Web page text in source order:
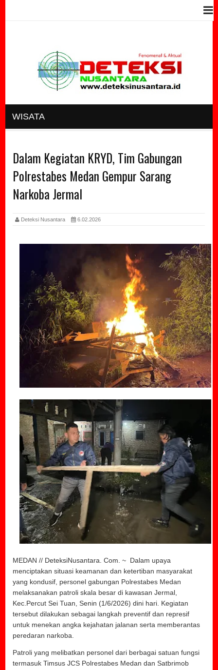
WISATA
Dalam Kegiatan KRYD, Tim Gabungan
Polrestabes Medan Gempur Sarang
Narkoba Jermal
Deteksi Nusantara 6.02.2026
MEDAN // DeteksiNusantara. Com. ~ Dalam upaya
menciptakan situasi keamanan dan ketertiban masyarakat
yang kondusif, personel gabungan Polrestabes Medan
melaksanakan patroli skala besar di kawasan Jermal,
Kec.Percut Sei Tuan, Senin (1/6/2026) dini hari. Kegiatan
tersebut dilakukan sebagai langkah preventif dan represif
untuk menekan angka kejahatan jalanan serta memberantas
peredaran narkoba.
Patroli yang melibatkan personel dari berbagai satuan fungsi
termasuk Timsus JCS Polrestabes Medan dan Satbrimob